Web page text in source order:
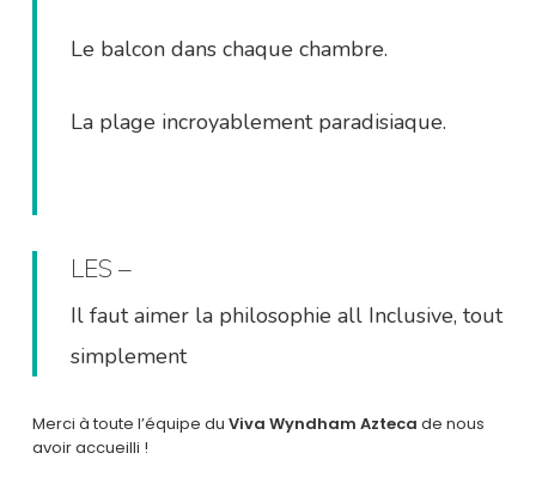
Le balcon dans chaque chambre.
La plage incroyablement paradisiaque.
LES –
Il faut aimer la philosophie all Inclusive, tout
simplement
Merci à toute l’équipe du Viva Wyndham Azteca de nous
avoir accueilli !